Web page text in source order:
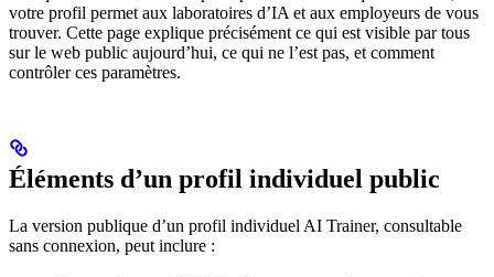
votre profil permet aux laboratoires d’IA et aux employeurs de vous
trouver. Cette page explique précisément ce qui est visible par tous
sur le web public aujourd’hui, ce qui ne l’est pas, et comment
contrôler ces paramètres.
Éléments d’un profil individuel public
La version publique d’un profil individuel AI Trainer, consultable
sans connexion, peut inclure :